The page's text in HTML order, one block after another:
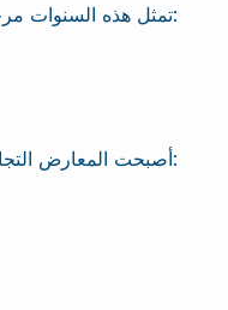
تمثل هذه السنوات مرحلة تحول رئيسية، حيث تتكيف الصناعات مع:
أصبحت المعارض، مع توسع كبير في: